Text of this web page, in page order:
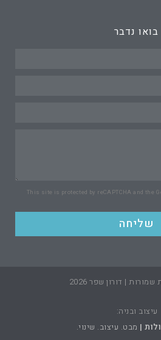
בואו נדבר
This site is protected by reCAPTCHA and the
שליחה
| דורון שפר 2026
עיצוב ובניה:
| מבט. עיצוב. שינוי.